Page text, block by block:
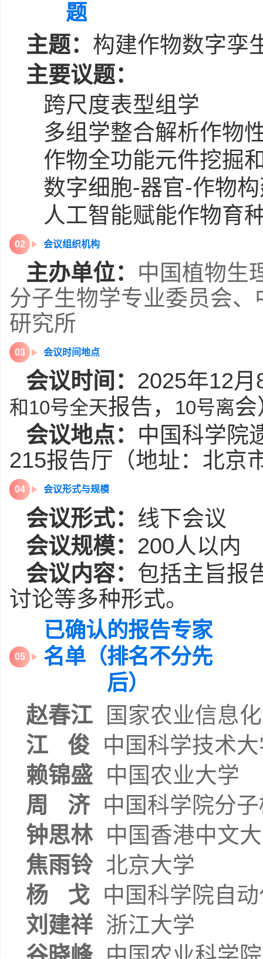
题
主题： 构建作物数字孪
主要议题：
跨尺度表型组学
多组学整合解析作物
作物全功能元件挖掘
数字细胞-器官-作物
人工智能赋能作物育
02 会议组织机构
主办单位： 中国植物生
分子生物学专业委员会、
研究所
03 会议时间地点
会议时间： 2025年12月
和10号全天报告， 10号离会
会议地点： 中国科学院
215报告厅（地址：北京
04 会议形式与规模
会议形式： 线下会议
会议规模： 200人以内
会议内容： 包括主旨报
讨论等多种形式。
05
已确认的报告专家
名单（排名不分先
后）
赵春江
国家农业信息
江
俊 中国科学技术
赖锦盛 中国农业大学
周
济 中国科学院分
钟思林 中国香港中文
焦雨铃 北京大学
杨
戈 中国科学院自
刘建祥 浙江大学